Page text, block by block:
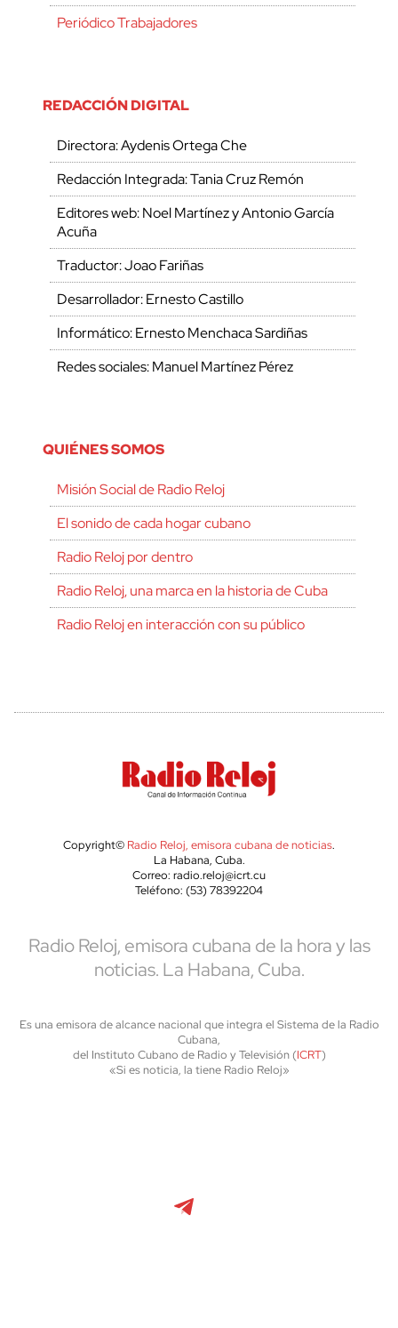
Periódico Trabajadores
REDACCIÓN DIGITAL
Directora: Aydenis Ortega Che
Redacción Integrada: Tania Cruz Remón
Editores web: Noel Martínez y Antonio García
Acuña
Traductor: Joao Fariñas
Desarrollador: Ernesto Castillo
Informático: Ernesto Menchaca Sardiñas
Redes sociales: Manuel Martínez Pérez
QUIÉNES SOMOS
Misión Social de Radio Reloj
El sonido de cada hogar cubano
Radio Reloj por dentro
Radio Reloj, una marca en la historia de Cuba
Radio Reloj en interacción con su público
Copyright© Radio Reloj, emisora cubana de noticias.
La Habana, Cuba.
Correo: radio.reloj@icrt.cu
Teléfono: (53) 78392204
Radio Reloj, emisora cubana de la hora y las
noticias. La Habana, Cuba.
Es una emisora de alcance nacional que integra el Sistema de la Radio
Cubana,
del Instituto Cubano de Radio y Televisión (ICRT)
«Si es noticia, la tiene Radio Reloj»